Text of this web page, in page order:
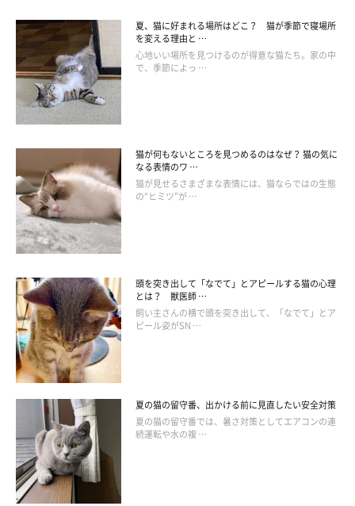
危機：ライオンのような大迫力
ライオンのように迫力のある鳴き方をする場合は、生命の危機を
感じての叫びと考えられます。多くの猫にとって苦手な場所のひ
とつである動物病院などで、聞いたことのある飼い主さんもいる
かもしれません。
猫とおしゃべり！ 猫が鳴いたときの応え方
夏、猫に好まれる場所はどこ？ 猫が季節で寝場所
を変える理由と …
心地いい場所を見つけるのが得意な猫たち。家の中
で、季節によっ …
猫が何もないところを見つめるのはなぜ？ 猫の気に
なる表情のワ …
猫が見せるさまざまな表情には、猫ならではの生態
の“ヒミツ”が …
頭を突き出して「なでて」とアピールする猫の心理
とは？ 獣医師 …
飼い主さんの横で頭を突き出して、「なでて」とア
ピール姿がSN …
夏の猫の留守番、出かける前に見直したい安全対策
夏の猫の留守番では、暑さ対策としてエアコンの連
続運転や水の複 …